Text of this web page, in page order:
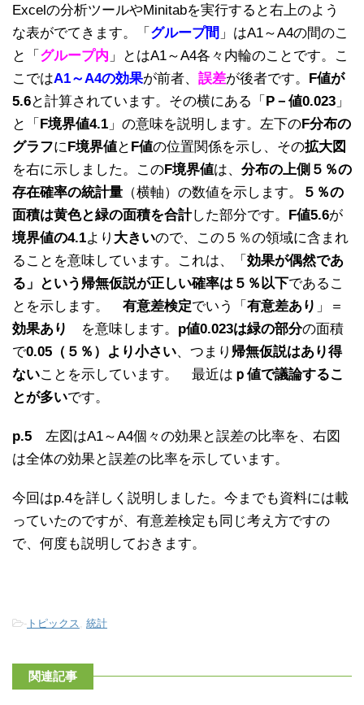
Excelの分析ツールやMinitabを実行すると右上のよう
な表がでてきます。「 グループ間 」はA1～A4の間のこ
と「 グループ内 」とはA1～A4各々内輪のことです。こ
こではA1～A4の効果が前者、 誤差が後者です。 F値が
5.6と計算されています。その横にある「 P－値0.023 」
と「 F境界値4.1 」の意味を説明します。左下のF分布の
グラフにF境界値と F値の位置関係を示し、その拡大図
を右に示しました。このF境界値は、 分布の上側５％の
存在確率の統計量 （横軸）の数値を示します。
５％の
面積は黄色と緑の面積を合計した部分です。 F値5.6が
境界値の4.1より 大きいので、この５％の領域に含まれ
ることを意味しています。これは、「 効果が偶然であ
る」という帰無仮説が正しい確率は５％以下であるこ
とを示します。 有意差検定でいう「 有意差あり 」＝
効果あり
を意味します。 p値0.023は緑の部分の面積
で0.05（５％）より小さい、つまり 帰無仮説はあり得
ないことを示しています。 最近は ｐ値で議論するこ
とが多いです。
p.5 左図はA1～A4個々の効果と誤差の比率を、右図
は全体の効果と誤差の比率を示しています。
今回はp.4を詳しく説明しました。今までも資料には載
っていたのですが、有意差検定も同じ考え方ですの
で、何度も説明しておきます。
- トピックス 統計
関連記事